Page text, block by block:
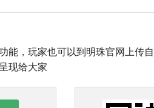
能，玩家也可以到明珠官网上传
现给大家